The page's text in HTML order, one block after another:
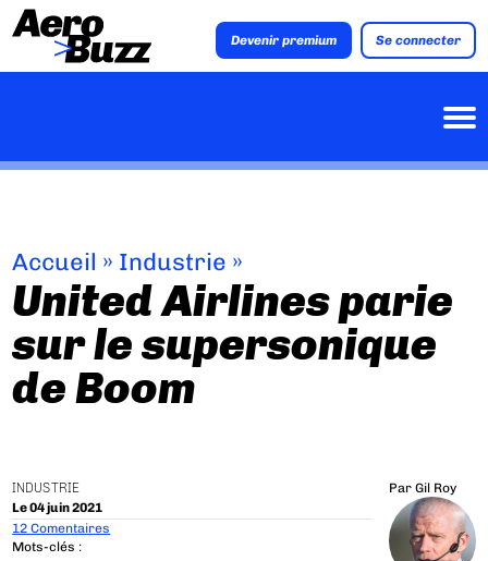
Devenir premium Se connecter
Accueil » Industrie »
United Airlines parie
sur le supersonique
de Boom
INDUSTRIE
Le 04 juin 2021
Par Gil Roy
12 Comentaires
Mots-clés :